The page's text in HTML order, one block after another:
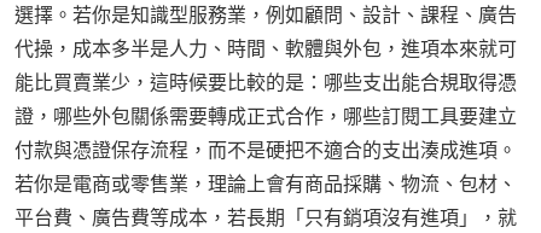
選擇。若你是知識型服務業，例如顧問、設計、課程、廣告
代操，成本多半是人力、時間、軟體與外包，進項本來就可
能比買賣業少，這時候要比較的是：哪些支出能合規取得憑
證，哪些外包關係需要轉成正式合作，哪些訂閱工具要建立
付款與憑證保存流程，而不是硬把不適合的支出湊成進項。
若你是電商或零售業，理論上會有商品採購、物流、包材、
平台費、廣告費等成本，若長期「只有銷項沒有進項」，就